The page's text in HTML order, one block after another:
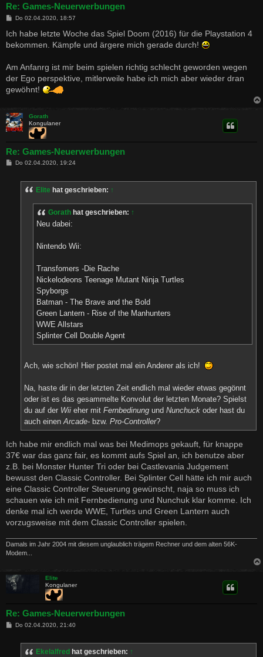
Re: Games-Neuerwerbungen
B
i
t
r
Do 02.04.2020, 18:57
Ich habe letzte Woche das Spiel Doom (2016) für die Playstation 4
bekommen. Kämpfe und ärgere mich gerade durch!
Am Anfanrg ist mir beim spielen richtig schlecht geworden wegen
der Ego perspektive, mitlerweile habe ich mich aber wieder dran
gewöhnt!
Gorath
Kongulaner
Re: Games-Neuerwerbungen
BDo 02.04.2020, 19:24
Elite hat geschrieben: ↑
Gorath hat geschrieben: ↑
Neu dabei:
Nintendo Wii:
Transfomers -Die Rache
Nickelodeons Teenage Mutant Ninja Turtles
Spyborgs
Batman - The Brave and the Bold
Green Lantern - Rise of the Manhunters
WWE Allstars
Splinter Cell Double Agent
Ach, wie schön! Hier postet mal ein Anderer als ich!
Na, haste dir in der letzten Zeit endlich mal wieder etwas gegönnt
oder ist es das gesammelte Konvolut der letzten Monate? Spielst
du auf der Wii eher mit Fernbedinung und Nunchuck oder hast du
auch einenArcade- bzw. Pro-Controller?
Ich habe mir endlich mal was bei Medimops gekauft, für knappe
37€ war das ganz fair, es kommt aufs Spiel an, ich benutze aber
z.B. bei Monster Hunter Tri oder bei Castlevania Judgement
bewusst den Classic Controller. Bei Splinter Cell hätte ich mir auch
eine Classic Controller Steuerung gewünscht, naja so muss ich
schauen wie ich mit Fernbedienung und Nunchuk klar komme. Ich
denke mal ich werde WWE, Turtles und Green Lantern auch
vorzugsweise mit dem Classic Controller spielen.
Damals im Jahr 2004 mit diesem unglaublich trägem Rechner und dem alten 56K-
Modem...
Elite
Kongulaner
Re: Games-Neuerwerbungen
BDo 02.04.2020, 21:40
Ekelalfred hat geschrieben: ↑